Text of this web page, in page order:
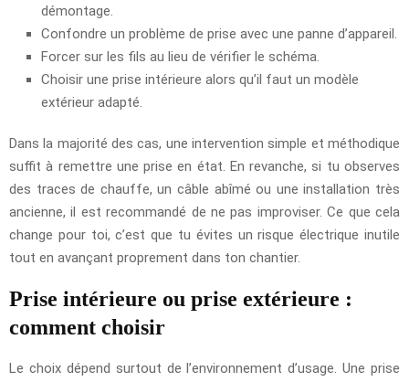
démontage.
Confondre un problème de prise avec une panne d’appareil.
Forcer sur les fils au lieu de vérifier le schéma.
Choisir une prise intérieure alors qu’il faut un modèle
extérieur adapté.
Dans la majorité des cas, une intervention simple et méthodique
suffit à remettre une prise en état. En revanche, si tu observes
des traces de chauffe, un câble abîmé ou une installation très
ancienne, il est recommandé de ne pas improviser. Ce que cela
change pour toi, c’est que tu évites un risque électrique inutile
tout en avançant proprement dans ton chantier.
Prise intérieure ou prise extérieure :
comment choisir
Le choix dépend surtout de l’environnement d’usage. Une prise